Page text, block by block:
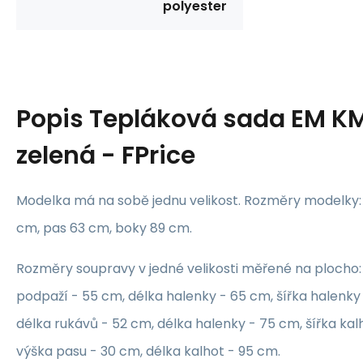
polyester
Popis Tepláková sada EM
zelená - FPrice
Modelka má na sobě jednu velikost. Rozměry
cm, pas 63 cm, boky 89 cm.
Rozměry soupravy v jedné velikosti měřené na
podpaží - 55 cm, délka halenky - 65 cm, šířka
délka rukávů - 52 cm, délka halenky - 75 cm, šířka
výška pasu - 30 cm, délka kalhot - 95 cm.